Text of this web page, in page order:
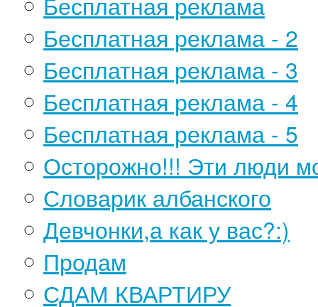
Бесплатная реклама - 2
Бесплатная реклама - 3
Бесплатная реклама - 4
Бесплатная реклама - 5
Осторожно!!! Эти люди
Словарик албанского
Девчонки,а как у вас?:)
Продам
СДАМ КВАРТИРУ